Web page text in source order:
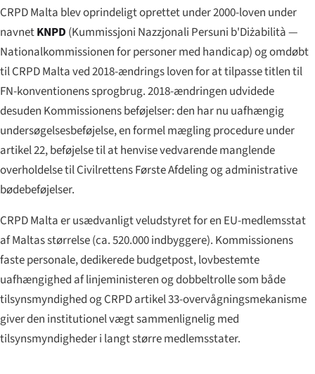
CRPD Malta blev oprindeligt oprettet under 2000-loven under
navnetKNPD (Kummissjoni Nazzjonali Persuni b'Diżabilità—
Nationalkommissionen for personer med handicap) og omdøbt
til CRPD Malta ved 2018-ændrings loven for at tilpasse titlen til
FN-konventionens sprogbrug. 2018-ændringen udvidede
desuden Kommissionens beføjelser: den har nu uafhængig
undersøgelsesbeføjelse, en formel mægling procedure under
artikel 22, beføjelse til at henvise vedvarende manglende
overholdelse til Civilrettens Første Afdeling og administrative
bødebeføjelser.
CRPD Malta er usædvanligt veludstyret for en EU-medlemsstat
af Maltas størrelse (ca. 520.000 indbyggere). Kommissionens
faste personale, dedikerede budgetpost, lovbestemte
uafhængighed af linjeministeren og dobbeltrolle som både
tilsynsmyndighed og CRPD artikel 33-overvågningsmekanisme
giver den institutionel vægt sammenlignelig med
tilsynsmyndigheder i langt større medlemsstater.